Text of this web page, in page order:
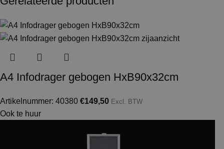
A4 Infodrager gebogen HxB90x32cm
Artikelnummer: 40380 €149,50 Excl. BTW
Ook te huur